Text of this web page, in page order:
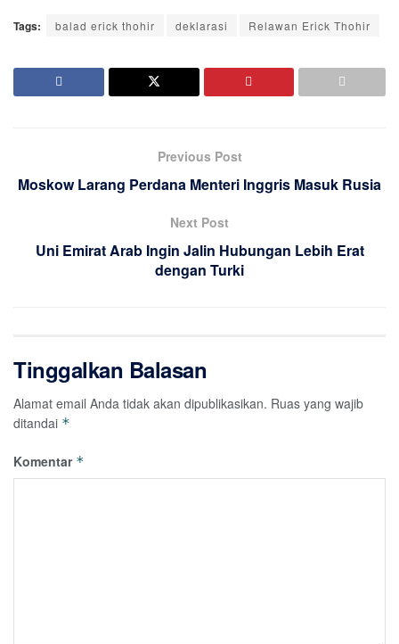
Tags: balad erick thohir deklarasi Relawan Erick Thohir
Previous Post
Moskow Larang Perdana Menteri Inggris Masuk Rusia
Next Post
Uni Emirat Arab Ingin Jalin Hubungan Lebih Erat
dengan Turki
Tinggalkan Balasan
Alamat email Anda tidak akan dipublikasikan. Ruas yang wajib
ditandai *
Komentar *